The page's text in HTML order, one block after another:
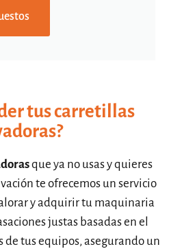
tus carretillas
que ya no usas y quieres
te ofrecemos un servicio
y adquirir tu maquinaria
justas basadas en el
de tus equipos, asegurando un